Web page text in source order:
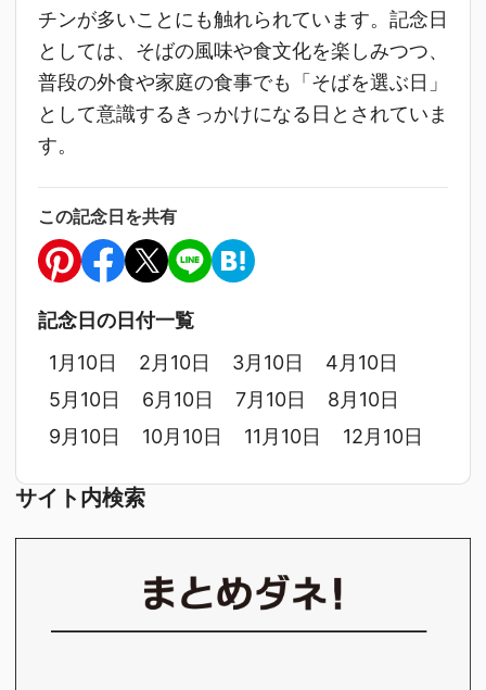
チンが多いことにも触れられています。記念日
としては、そばの風味や食文化を楽しみつつ、
普段の外食や家庭の食事でも「そばを選ぶ日」
として意識するきっかけになる日とされていま
す。
この記念日を共有
記念日の日付一覧
1月10日
2月10日 3月10日
4月10日
5月10日
6月10日 7月10日
8月10日
9月10日
10月10日 11月10日 12月10日
サイト内検索